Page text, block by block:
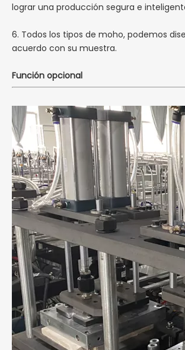
lograr una producción segura e
6. Todos los tipos de moho, podemos
acuerdo con su muestra.
Función opcional